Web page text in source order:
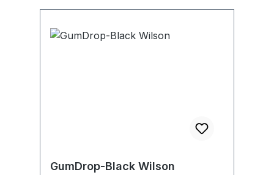
GumDrop-Black Wilson